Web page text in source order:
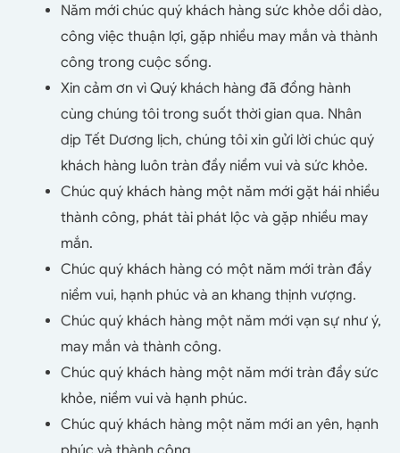
Năm mới chúc quý khách hàng sức khỏe dồi dào,
công việc thuận lợi, gặp nhiều may mắn và thành
công trong cuộc sống.
Xin cảm ơn vì Quý khách hàng đã đồng hành
cùng chúng tôi trong suốt thời gian qua. Nhân
dịp Tết Dương lịch, chúng tôi xin gửi lời chúc quý
khách hàng luôn tràn đầy niềm vui và sức khỏe.
Chúc quý khách hàng một năm mới gặt hái nhiều
thành công, phát tài phát lộc và gặp nhiều may
mắn.
Chúc quý khách hàng có một năm mới tràn đầy
niềm vui, hạnh phúc và an khang thịnh vượng.
Chúc quý khách hàng một năm mới vạn sự như ý,
may mắn và thành công.
Chúc quý khách hàng một năm mới tràn đầy sức
khỏe, niềm vui và hạnh phúc.
Chúc quý khách hàng một năm mới an yên, hạnh